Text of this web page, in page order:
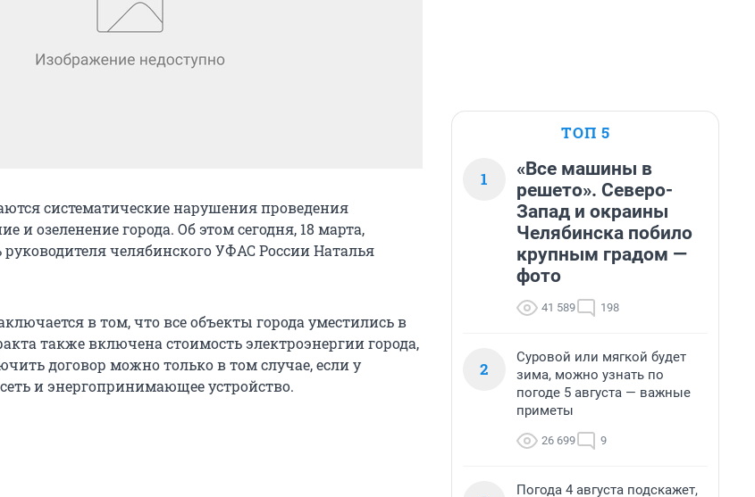
систематические нарушения проведения
и озеленение города. Об этом сегодня, 18 марта,
руководителя челябинского УФАС России Наталья
в том, что все объекты города уместились в
также включена стоимость электроэнергии города,
договор можно только в том случае, если у
и энергопринимающее устройство.
ТОП 5
1
«Все машины в
решето». Северо-
Запад и окраины
Челябинска побило
крупным градом —
фото
41 589 198
2
Суровой или мягкой будет
зима, можно узнать по
погоде 5 августа — важные
приметы
26 699 9
Погода 4 августа подскажет,